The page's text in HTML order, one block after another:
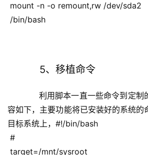
mount -n -o remount,rw /dev/sda2
/bin/bash
5、移植命令
利用脚本一直一些命令到定制
容如下，主要功能将已安装好的系统的
目标系统上，#!/bin/bash
#
target=/mnt/sysroot